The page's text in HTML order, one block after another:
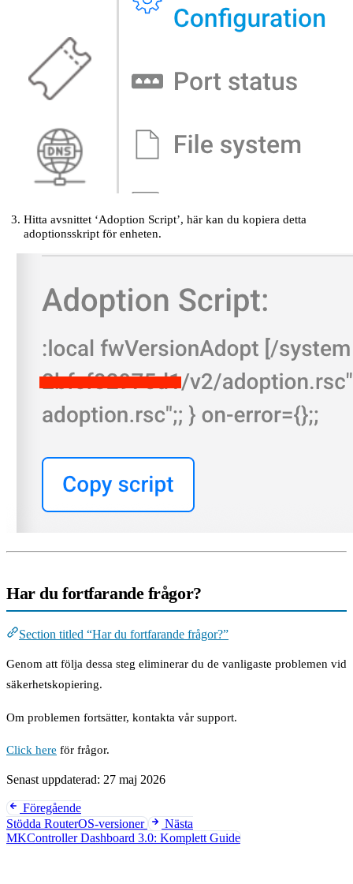
Hitta avsnittet ‘Adoption Script’, här kan du kopiera detta
adoptionsskript för enheten.
Har du fortfarande frågor?
Section titled “Har du fortfarande frågor?”
Genom att följa dessa steg eliminerar du de vanligaste problemen vid
säkerhetskopiering.
Om problemen fortsätter, kontakta vår support.
Click here för frågor.
Senast uppdaterad: 27 maj 2026
Föregående
Stödda RouterOS-versioner
Nästa
MKController Dashboard 3.0: Komplett Guide